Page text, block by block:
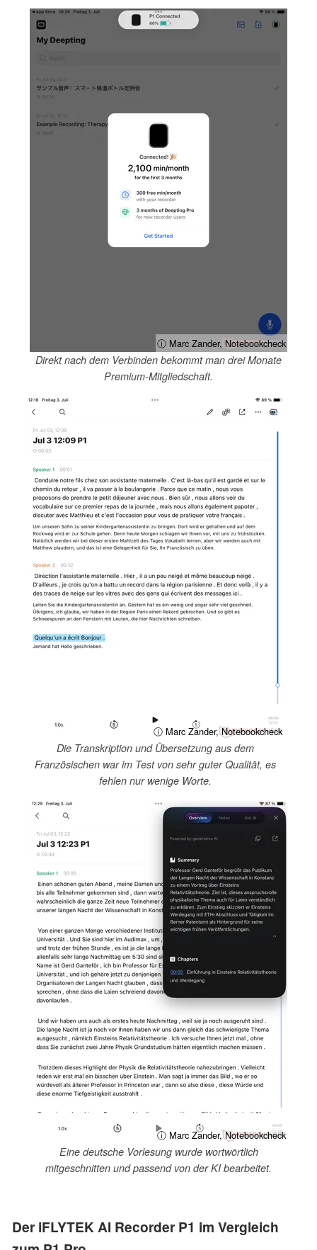
ⓘ Marc Zander, Notebookcheck
Direkt nach dem Verbinden bekommt man drei Monate
Premium-Mitgliedschaft.
ⓘ Marc Zander, Notebookcheck
Die Transkription und Übersetzung aus dem
Französischen war im Test von sehr guter Qualität, es
fehlen nur wenige Worte.
ⓘ Marc Zander, Notebookcheck
Eine deutsche Vorlesung wurde wortwörtlich
mitgeschnitten und passend von der KI bearbeitet.
Der iFLYTEK AI Recorder P1 im Vergleich